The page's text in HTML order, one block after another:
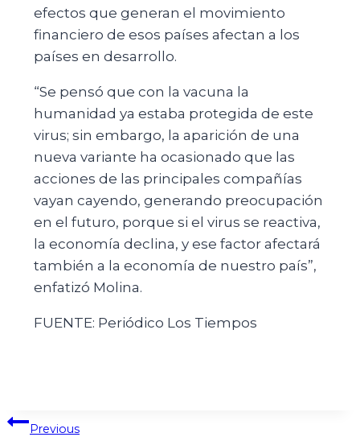
efectos que generan el movimiento
financiero de esos países afectan a los
países en desarrollo.
“Se pensó que con la vacuna la
humanidad ya estaba protegida de este
virus; sin embargo, la aparición de una
nueva variante ha ocasionado que las
acciones de las principales compañías
vayan cayendo, generando preocupación
en el futuro, porque si el virus se reactiva,
la economía declina, y ese factor afectará
también a la economía de nuestro país”,
enfatizó Molina.
FUENTE: Periódico Los Tiempos
Previous